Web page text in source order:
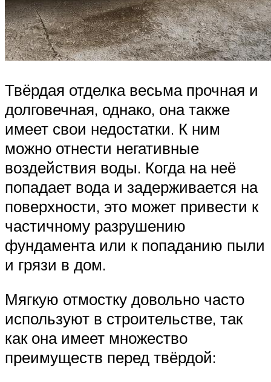
Твёрдая отделка весьма прочная и
долговечная, однако, она также
имеет свои недостатки. К ним
можно отнести негативные
воздействия воды. Когда на неё
попадает вода и задерживается на
поверхности, это может привести к
частичному разрушению
фундамента или к попаданию пыли
и грязи в дом.
Мягкую отмостку довольно часто
используют в строительстве, так
как она имеет множество
преимуществ перед твёрдой: